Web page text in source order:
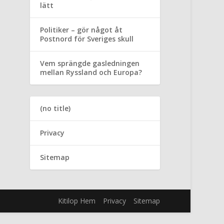
lätt
Politiker – gör något åt
Postnord för Sveriges skull
Vem sprängde gasledningen
mellan Ryssland och Europa?
(no title)
Privacy
Sitemap
Kitilop Hem Privacy Sitemap